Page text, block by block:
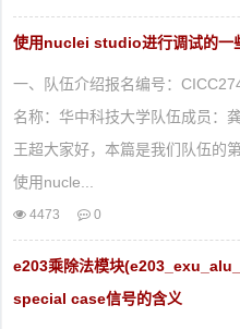
使用nuclei studio进行调试的一
一、队伍介绍报名编号：
名称：华中科技大学队伍成员：
王超大家好，本篇是我们队伍的
使用nucle...
4473 0
e203乘除法模块
special case信号的含义